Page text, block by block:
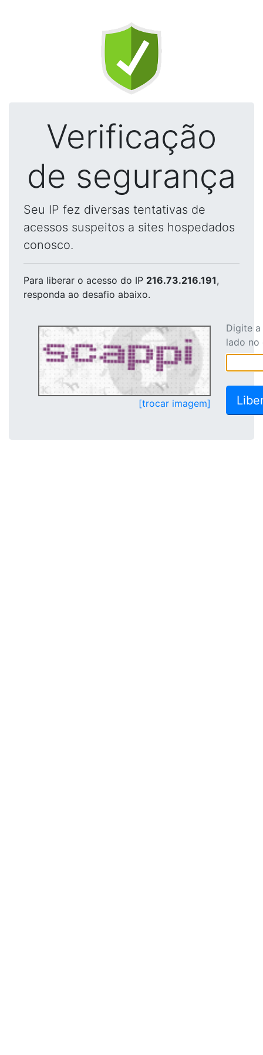
Verificação
de segurança
Seu IP fez diversas tentativas de
acessos suspeitos a sites hospedados
conosco.
Para liberar o acesso do IP 216.73.216.191,
responda ao desafio abaixo.
[trocar imagem]
Digite
lado no